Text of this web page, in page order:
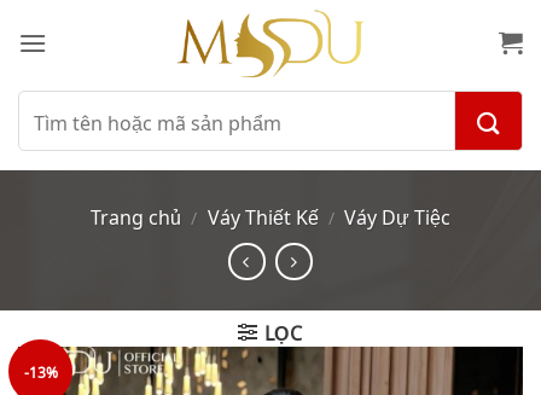
qua
dungTìm
kiếm:
Trang chủ / Váy Thiết Kế / Váy Dự Tiệc
LỌC
-13%